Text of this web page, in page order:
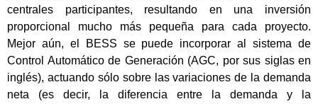
centrales participantes, resultando en una inversión
proporcional mucho más pequeña para cada proyecto.
Mejor aún, el BESS se puede incorporar al sistema de
Control Automático de Generación (AGC, por sus siglas en
inglés), actuando sólo sobre las variaciones de la demanda
neta (es decir, la diferencia entre la demanda y la